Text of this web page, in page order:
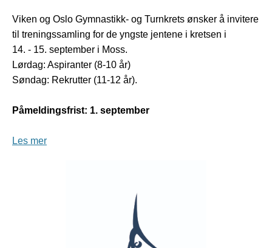
Viken og Oslo Gymnastikk- og Turnkrets ønsker å invitere
til treningssamling for de yngste jentene i kretsen i
14. - 15. september i Moss.
Lørdag: Aspiranter (8-10 år)
Søndag: Rekrutter (11-12 år).
Påmeldingsfrist: 1. september
Les mer